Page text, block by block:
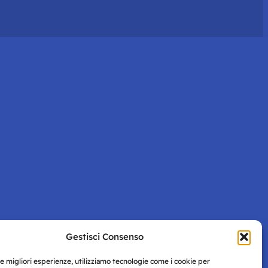
Gestisci Consenso
migliori esperienze, utilizziamo tecnologie come i cookie per